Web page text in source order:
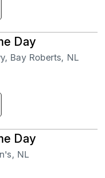
Day
Bay Roberts, NL
Day
NL